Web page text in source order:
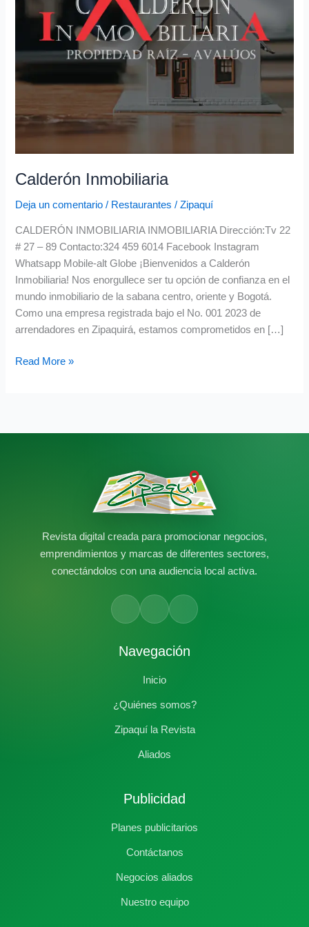
Calderón Inmobiliaria
Deja un comentario / Restaurantes /Zipaquí
CALDERÓN INMOBILIARIA INMOBILIARIA Dirección:Tv 22
# 27 – 89 Contacto:324 459 6014 Facebook Instagram
Whatsapp Mobile-alt Globe ¡Bienvenidos a Calderón
Inmobiliaria! Nos enorgullece ser tu opción de confianza en el
mundo inmobiliario de la sabana centro, oriente y Bogotá.
Como una empresa registrada bajo el No. 001 2023 de
arrendadores en Zipaquirá, estamos comprometidos en […]
Read More »
Revista digital creada para promocionar negocios,
emprendimientos y marcas de diferentes sectores,
conectándolos con una audiencia local activa.
Navegación
Inicio
¿Quiénes somos?
Zipaquí la Revista
Aliados
Publicidad
Planes publicitarios
Contáctanos
Negocios aliados
Nuestro equipo